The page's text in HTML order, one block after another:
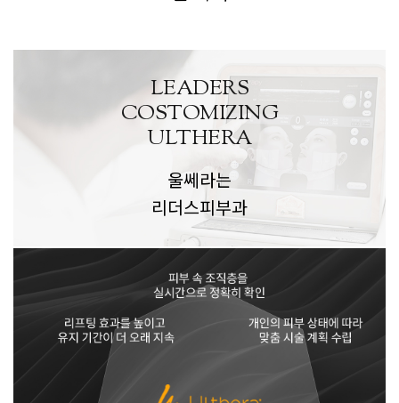
LEADERS
COSTOMIZING
ULTHERA
울쎄라는
리더스피부과